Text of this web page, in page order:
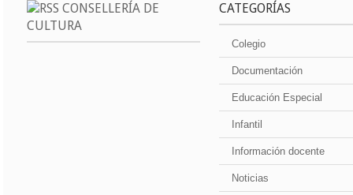
CONSELLERÍA DE
CULTURA
CATEGORÍAS
Colegio
Documentación
Educación Especial
Infantil
Información docente
Noticias